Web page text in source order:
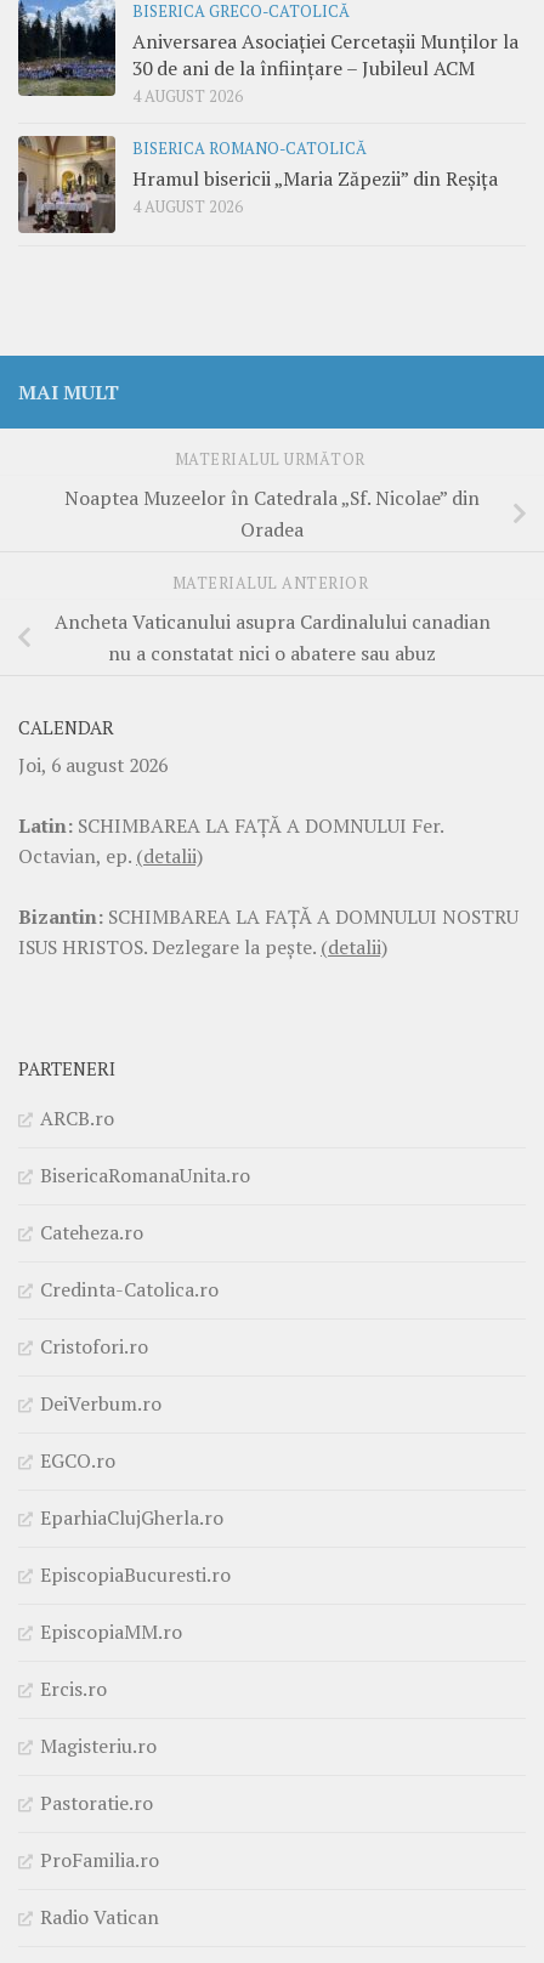
BISERICA GRECO-CATOLICĂ
Aniversarea Asociației Cercetașii Munților la
30 de ani de la înființare – Jubileul ACM
4 AUGUST 2026
BISERICA ROMANO-CATOLICĂ
Hramul bisericii „Maria Zăpezii” din Reșița
4 AUGUST 2026
MAI MULT
MATERIALUL URMĂTOR
Noaptea Muzeelor în Catedrala „Sf. Nicolae” din
Oradea
MATERIALUL ANTERIOR
Ancheta Vaticanului asupra Cardinalului canadian
nu a constatat nici o abatere sau abuz
CALENDAR
Joi, 6 august 2026
Latin: SCHIMBAREA LA FAŢĂ A DOMNULUI Fer.
Octavian, ep. (detalii)
Bizantin: SCHIMBAREA LA FAŢĂ A DOMNULUI NOSTRU
ISUS HRISTOS. Dezlegare la pește. (detalii)
PARTENERI
ARCB.ro
BisericaRomanaUnita.ro
Cateheza.ro
Credinta-Catolica.ro
Cristofori.ro
DeiVerbum.ro
EGCO.ro
EparhiaClujGherla.ro
EpiscopiaBucuresti.ro
EpiscopiaMM.ro
Ercis.ro
Magisteriu.ro
Pastoratie.ro
ProFamilia.ro
Radio Vatican